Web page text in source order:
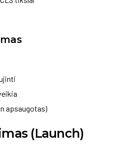
apsaugotas)
(Launch)